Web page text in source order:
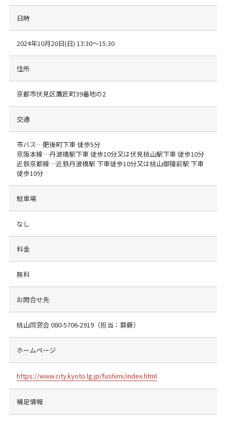
日時
2024年10月20日(日) 13:30～15:30
住所
京都市伏見区鷹匠町39番地の2
交通
市バス…肥後町下車 徒歩5分
京阪本線…丹波橋駅下車 徒歩10分又は伏見桃山駅下車 徒歩10分
近鉄京都線…近鉄丹波橋駅 下車徒歩10分又は桃山御陵前駅 下車
徒歩10分
駐車場
なし
料金
無料
お問合せ先
桃山同窓会 080-5706-2919（担当：齋藤）
ホームページ
https://www.city.kyoto.lg.jp/fushimi/index.html
補足情報